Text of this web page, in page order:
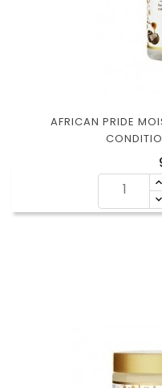
AFRICAN PRIDE